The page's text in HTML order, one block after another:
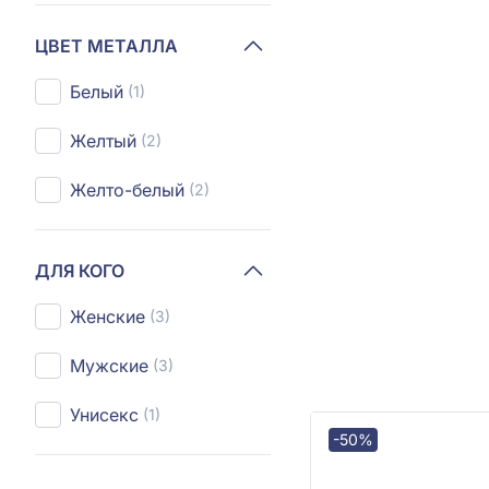
ЦВЕТ МЕТАЛЛА
Белый (1)
Желтый (2)
Желто-белый (2)
ДЛЯ КОГО
Женские (3)
Мужские (3)
Унисекс (1)
-50%